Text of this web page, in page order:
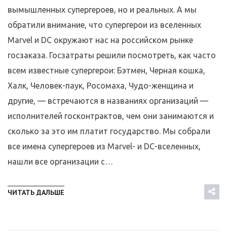
вымышленных супергероев, но и реальных. А мы
обратили внимание, что супергерои из вселенных
Marvel и DC окружают нас на российском рынке
госзаказа. Госзатраты решили посмотреть, как часто
всем известные супергерои: Бэтмен, Черная кошка,
Халк, Человек-паук, Росомаха, Чудо-женщина и
другие, — встречаются в названиях организаций —
исполнителей госконтрактов, чем они занимаются и
сколько за это им платит государство. Мы собрали
все имена супергероев из Marvel- и DC-вселенных,
нашли все организации с…
ЧИТАТЬ ДАЛЬШЕ